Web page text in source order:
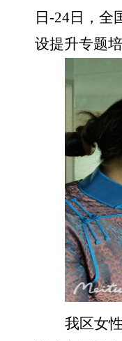
日-24日，全
设提升专题培
我区女